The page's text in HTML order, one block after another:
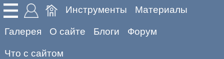
Инструменты Материалы
Галерея О сайте Блоги Форум
Что с сайтом